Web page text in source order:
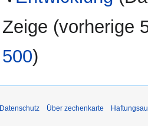
Zeige (vorherige
500)
Datenschutz Über zechenkarte